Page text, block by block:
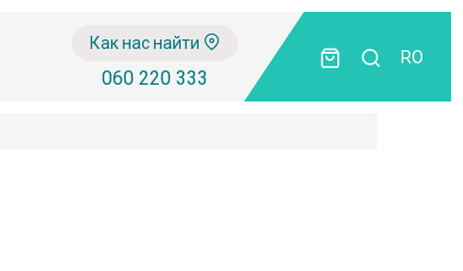
Как нас найти
060 220 333
RO